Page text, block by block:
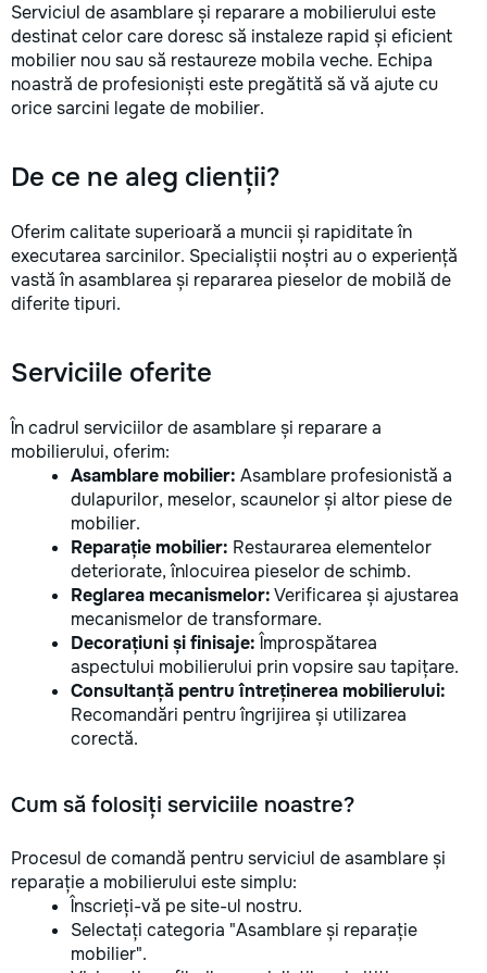
Serviciul de asamblare și reparare a mobilierului este
destinat celor care doresc să instaleze rapid și eficient
mobilier nou sau să restaureze mobila veche. Echipa
noastră de profesioniști este pregătită să vă ajute cu
orice sarcini legate de mobilier.
De ce ne aleg clienții?
Oferim calitate superioară a muncii și rapiditate în
executarea sarcinilor. Specialiștii noștri au o experiență
vastă în asamblarea și repararea pieselor de mobilă de
diferite tipuri.
Serviciile oferite
În cadrul serviciilor de asamblare și reparare a
mobilierului, oferim:
Asamblare mobilier: Asamblare profesionistă a
dulapurilor, meselor, scaunelor și altor piese de
mobilier.
Reparație mobilier: Restaurarea elementelor
deteriorate, înlocuirea pieselor de schimb.
Reglarea mecanismelor:Verificarea și ajustarea
mecanismelor de transformare.
Decorațiuni și finisaje: Împrospătarea
aspectului mobilierului prin vopsire sau tapițare.
Consultanță pentru întreținerea mobilierului:
Recomandări pentru îngrijirea și utilizarea
corectă.
Cum să folosiți serviciile noastre?
Procesul de comandă pentru serviciul de asamblare și
reparație a mobilierului este simplu:
Înscrieți-vă pe site-ul nostru.
Selectați categoria "Asamblare și reparație
mobilier".